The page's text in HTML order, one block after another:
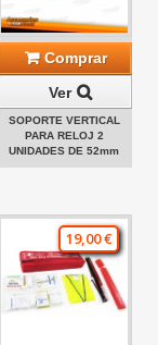
Comprar
Ver
SOPORTE VERTICAL
PARA RELOJ 2
UNIDADES DE 52mm
19,00 €